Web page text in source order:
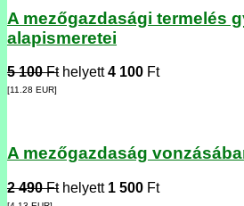
A mezőgazdasági termelés
alapismeretei
5 100 Fthelyett4 100 Ft
[11.28 EUR]
A mezőgazdaság
2 490 Fthelyett 1 500 Ft